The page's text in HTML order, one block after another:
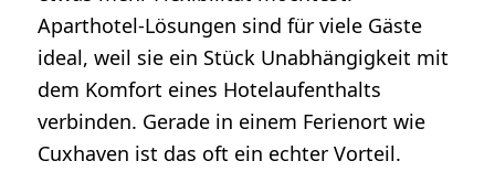
Aparthotel-Lösungen sind für viele Gäste
ideal, weil sie ein Stück Unabhängigkeit mit
dem Komfort eines Hotelaufenthalts
verbinden. Gerade in einem Ferienort wie
Cuxhaven ist das oft ein echter Vorteil.